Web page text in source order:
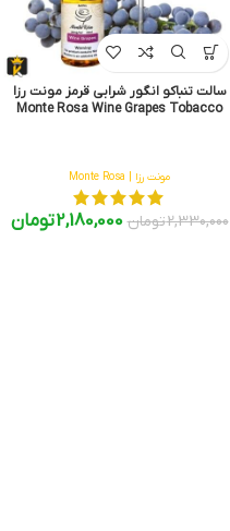
سالت تنباکو انگور شرابی قرمز مونت رزا
Monte Rosa Wine Grapes Tobacco
مونت رزا | Monte Rosa
2,330,000تومان 2,180,000تومان